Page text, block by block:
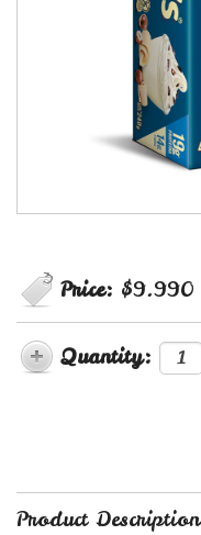
Price: $9.990
Quantity:
Product Description